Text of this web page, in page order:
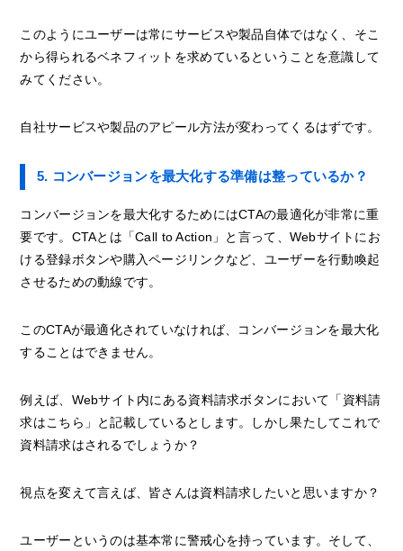
このようにユーザーは常にサービスや製品自体ではなく、そこ
から得られるベネフィットを求めているということを意識して
みてください。
自社サービスや製品のアピール方法が変わってくるはずです。
5. コンバージョンを最大化する準備は整っているか？
コンバージョンを最大化するためにはCTAの最適化が非常に重
要です。CTAとは「Call to Action」と言って、Webサイトにお
ける登録ボタンや購入ページリンクなど、ユーザーを行動喚起
させるための動線です。
このCTAが最適化されていなければ、コンバージョンを最大化
することはできません。
例えば、Webサイト内にある資料請求ボタンにおいて「資料請
求はこちら」と記載しているとします。しかし果たしてこれで
資料請求はされるでしょうか？
視点を変えて言えば、皆さんは資料請求したいと思いますか？
ユーザーというのは基本常に警戒心を持っています。そして、